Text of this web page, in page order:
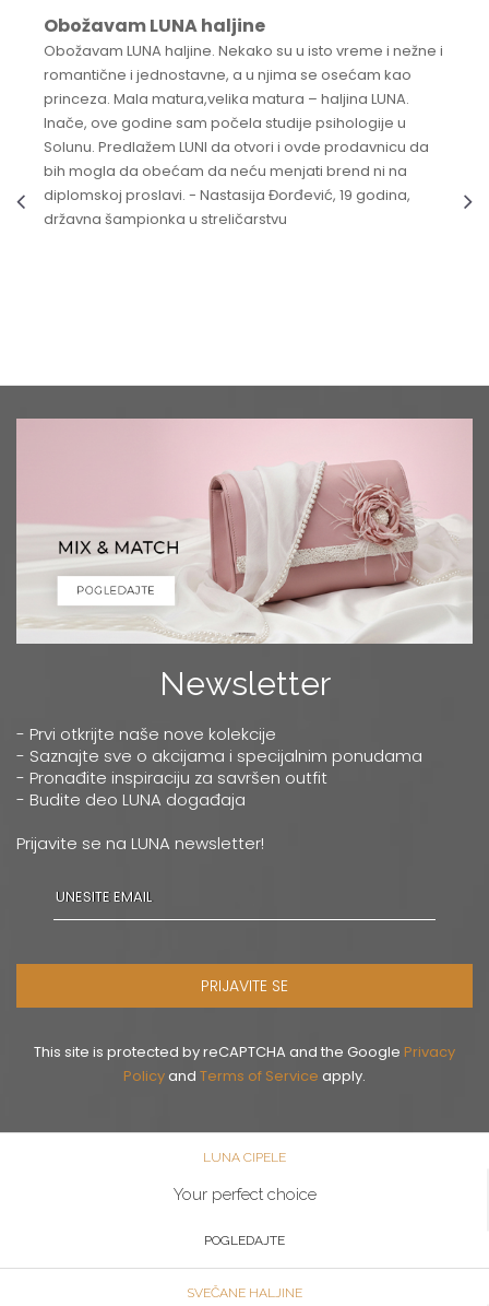
Obožavam LUNA haljine
Obožavam LUNA haljine. Nekako su u isto vreme i nežne i
romantične i jednostavne, a u njima se osećam kao
princeza. Mala matura,velika matura – haljina LUNA.
Inače, ove godine sam počela studije psihologije u
Solunu. Predlažem LUNI da otvori i ovde prodavnicu da
bih mogla da obećam da neću menjati brend ni na
diplomskoj proslavi. - Nastasija Đorđević, 19 godina,
državna šampionka u streličarstvu
Newsletter
- Prvi otkrijte naše nove kolekcije
- Saznajte sve o akcijama i specijalnim ponudama
- Pronađite inspiraciju za savršen outfit
- Budite deo LUNA događaja
Prijavite se na LUNA newsletter!
PRIJAVITE SE
This site is protected by reCAPTCHA and the Google Privacy
Policyand Terms of Service apply.
LUNA CIPELE
Your perfect choice
POGLEDAJTE
SVEČANE HALJINE